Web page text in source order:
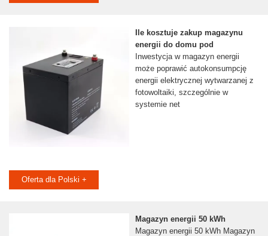
Ile kosztuje zakup magazynu
energii do domu pod
Inwestycja w magazyn energii
może poprawić autokonsumpcję
energii elektrycznej wytwarzanej z
fotowoltaiki, szczególnie w
systemie net
Oferta dla Polski +
Magazyn energii 50 kWh
Magazyn energii 50 kWh Magazyn